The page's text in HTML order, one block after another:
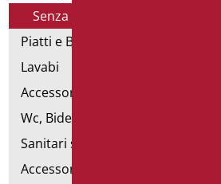
Senza doccia e flex
Piatti e Box Doccia
Lavabi
Accessori per Lavabo
Wc, Bidet e pareti attrezzate
Sanitari speciali
Accessori per WC